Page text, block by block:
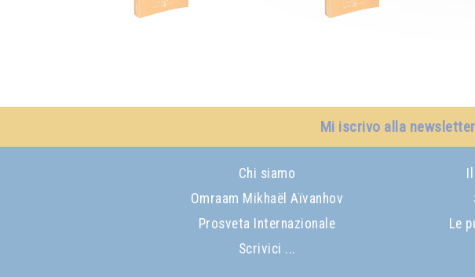
Mi iscrivo alla newsletter
Chi siamo
Omraam Mikhaël Aïvanhov
Prosveta Internazionale
Scrivici ...
Le